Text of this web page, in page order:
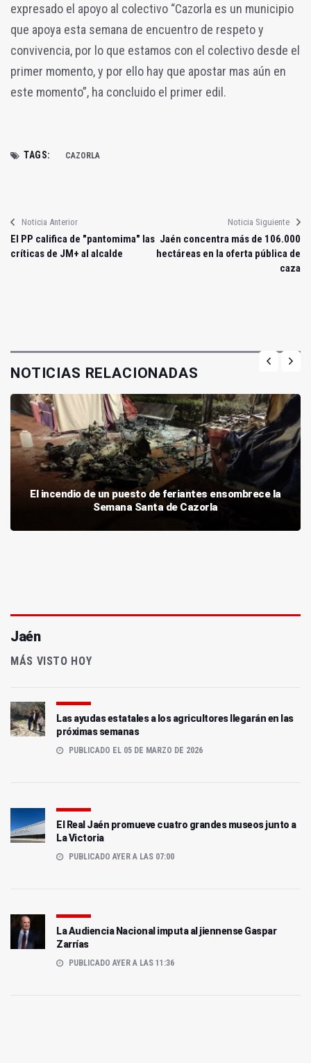
expresado el apoyo al colectivo “Cazorla es un municipio
que apoya esta semana de encuentro de respeto y
convivencia, por lo que estamos con el colectivo desde el
primer momento, y por ello hay que apostar mas aún en
este momento”, ha concluido el primer edil.
TAGS: CAZORLA
Noticia Anterior
El PP califica de "pantomima" las
críticas de JM+ al alcalde
Noticia Siguiente
Jaén concentra más de 106.000
hectáreas en la oferta pública de
caza
NOTICIAS RELACIONADAS
El incendio de un puesto de feriantes ensombrece la
Semana Santa de Cazorla
Jaén
MÁS VISTO HOY
Las ayudas estatales a los agricultores llegarán en las
próximas semanas
PUBLICADO EL 05 DE MARZO DE 2026
El Real Jaén promueve cuatro grandes museos junto a
La Victoria
PUBLICADO AYER A LAS 07:00
La Audiencia Nacional imputa al jiennense Gaspar
Zarrías
PUBLICADO AYER A LAS 11:36